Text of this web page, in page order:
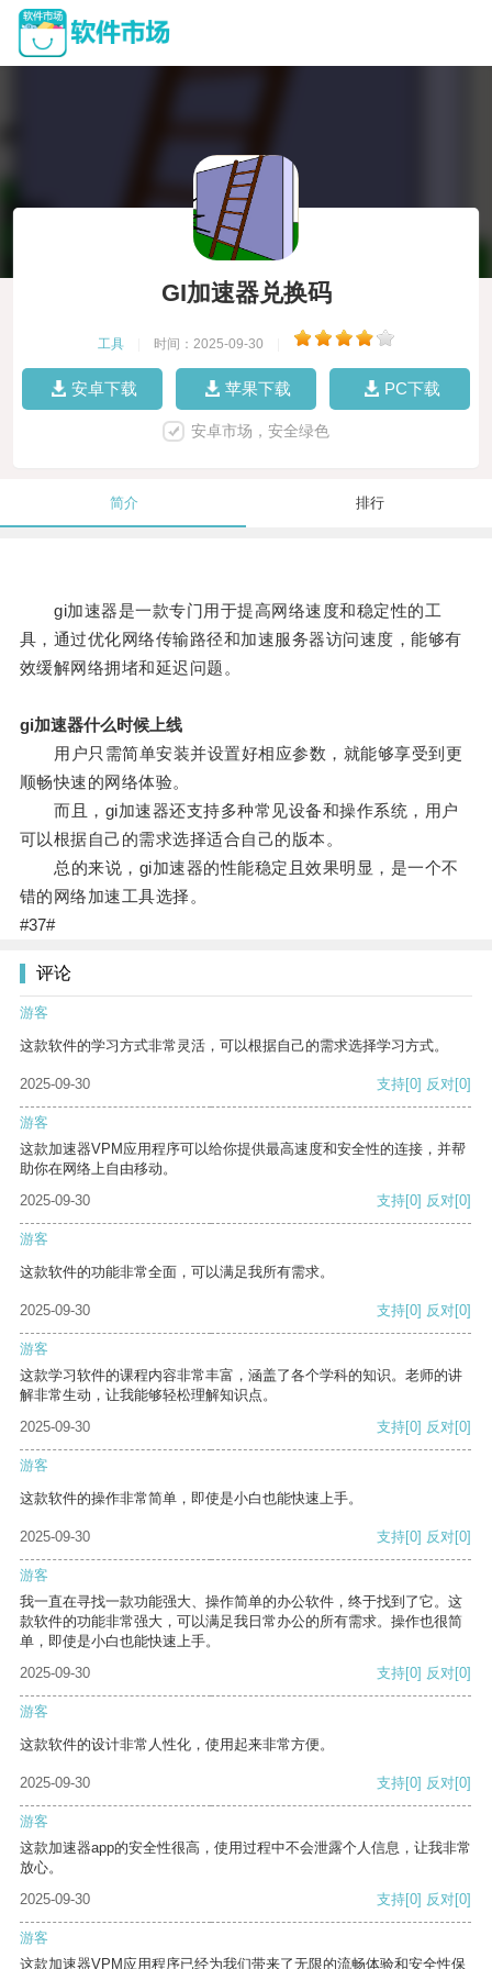
GI加速器兑换码
工具 时间：2025-09-30
安卓下载 苹果下载 PC下载
安卓市场，安全绿色
简介 排行
gi加速器是一款专门用于提高网络速度和稳定性的工
具，通过优化网络传输路径和加速服务器访问速度，能够有
效缓解网络拥堵和延迟问题。
gi加速器什么时候上线
用户只需简单安装并设置好相应参数，就能够享受到更
顺畅快速的网络体验。
而且，gi加速器还支持多种常见设备和操作系统，用户
可以根据自己的需求选择适合自己的版本。
总的来说，gi加速器的性能稳定且效果明显，是一个不
错的网络加速工具选择。
#37#
评论
游客
这款软件的学习方式非常灵活，可以根据自己的需求选择学习方式。
2025-09-30 支持[0] 反对[0]
游客
这款加速器VPM应用程序可以给你提供最高速度和安全性的连接，并帮
助你在网络上自由移动。
2025-09-30
支持[0] 反对[0]
游客
这款软件的功能非常全面，可以满足我所有需求。
2025-09-30 支持[0] 反对[0]
游客
这款学习软件的课程内容非常丰富，涵盖了各个学科的知识。老师的讲
解非常生动，让我能够轻松理解知识点。
2025-09-30
支持[0] 反对[0]
游客
这款软件的操作非常简单，即使是小白也能快速上手。
2025-09-30 支持[0] 反对[0]
游客
我一直在寻找一款功能强大、操作简单的办公软件，终于找到了它。这
款软件的功能非常强大，可以满足我日常办公的所有需求。操作也很简
单，即使是小白也能快速上手。
2025-09-30
支持[0] 反对[0]
游客
这款软件的设计非常人性化，使用起来非常方便。
2025-09-30 支持[0] 反对[0]
游客
这款加速器app的安全性很高，使用过程中不会泄露个人信息，让我非常
放心。
2025-09-30
支持[0] 反对[0]
游客
这款加速器VPM应用程序已经为我们带来了无限的流畅体验和安全性保